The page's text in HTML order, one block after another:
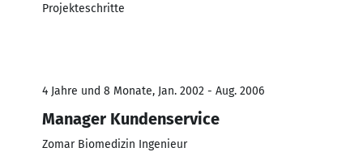
Projekteschritte
4 Jahre und 8 Monate, Jan. 2002 - Aug. 2006
Manager Kundenservice
Zomar Biomedizin Ingenieur